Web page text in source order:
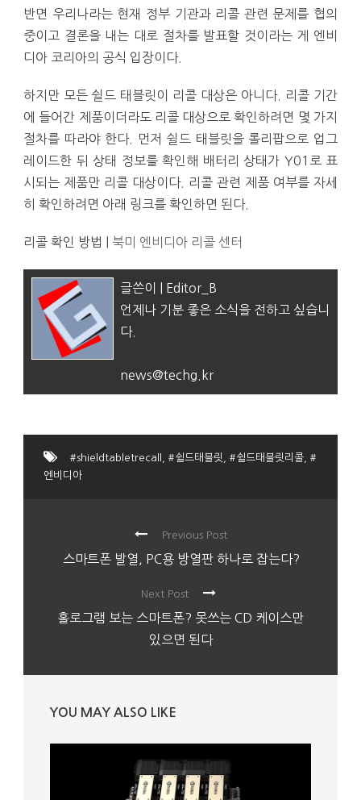
반면 우리나라는 현재 정부 기관과 리콜 관련 문제를 협의
중이고 결론을 내는 대로 절차를 발표할 것이라는 게 엔비
디아 코리아의 공식 입장이다.
하지만 모든 쉴드 태블릿이 리콜 대상은 아니다. 리콜 기간
에 들어간 제품이더라도 리콜 대상으로 확인하려면 몇 가지
절차를 따라야 한다. 먼저 쉴드 태블릿을 롤리팝으로 업그
레이드한 뒤 상태 정보를 확인해 배터리 상태가 Y01로 표
시되는 제품만 리콜 대상이다. 리콜 관련 제품 여부를 자세
히 확인하려면 아래 링크를 확인하면 된다.
리콜 확인 방법 | 북미 엔비디아 리콜 센터
글쓴이 | Editor_B
언제나 기분 좋은 소식을 전하고 싶습니
다.
news@techg.kr
#shieldtabletrecall #쉴드태블릿 #쉴드태블릿리콜
#
엔비디아
Previous Post
스마트폰 발열, PC용 방열판 하나로 잡는다?
Next Post
홀로그램 보는 스마트폰? 못쓰는 CD 케이스만
있으면 된다
YOU MAY ALSO LIKE